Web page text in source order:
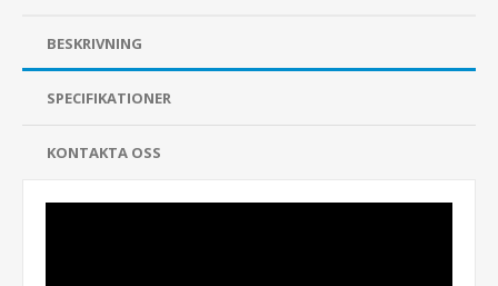
BESKRIVNING
SPECIFIKATIONER
KONTAKTA OSS